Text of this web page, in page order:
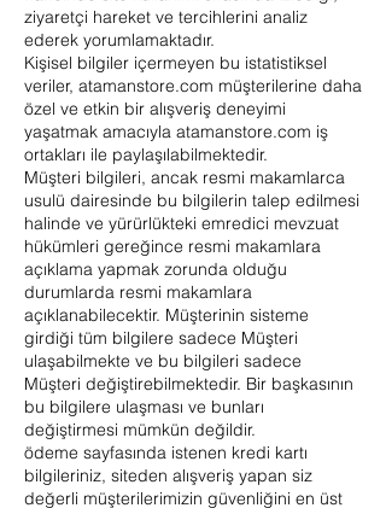
ziyaretçi hareket ve tercihlerini analiz
ederek yorumlamaktadır.
Kişisel bilgiler içermeyen bu istatistiksel
veriler, atamanstore.com müşterilerine daha
özel ve etkin bir alışveriş deneyimi
yaşatmak amacıyla atamanstore.com iş
ortakları ile paylaşılabilmektedir.
Müşteri bilgileri, ancak resmi makamlarca
usulü dairesinde bu bilgilerin talep edilmesi
halinde ve yürürlükteki emredici mevzuat
hükümleri gereğince resmi makamlara
açıklama yapmak zorunda olduğu
durumlarda resmi makamlara
açıklanabilecektir. Müşterinin sisteme
girdiği tüm bilgilere sadece Müşteri
ulaşabilmekte ve bu bilgileri sadece
Müşteri değiştirebilmektedir. Bir başkasının
bu bilgilere ulaşması ve bunları
değiştirmesi mümkün değildir.
ödeme sayfasında istenen kredi kartı
bilgileriniz, siteden alışveriş yapan siz
değerli müşterilerimizin güvenliğini en üst